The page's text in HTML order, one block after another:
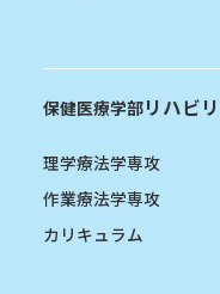
保健医療学部リハビ
理学療法学専攻
作業療法学専攻
カリキュラム